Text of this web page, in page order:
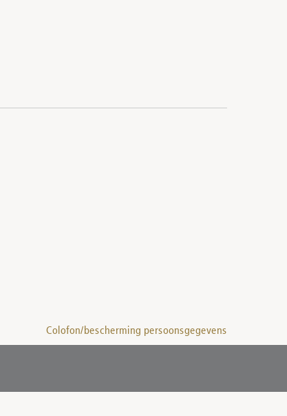
Colofon/bescherming persoonsgegevens